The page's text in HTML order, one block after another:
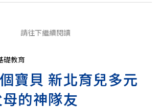
請往下繼續閱讀
礎教育
寶貝 新北育兒多元
的神隊友